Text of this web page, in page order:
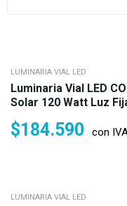
LUMINARIA VIAL LED
Luminaria Vial LED
Solar 120 Watt Luz
$184.590 con
LUMINARIA VIAL LED